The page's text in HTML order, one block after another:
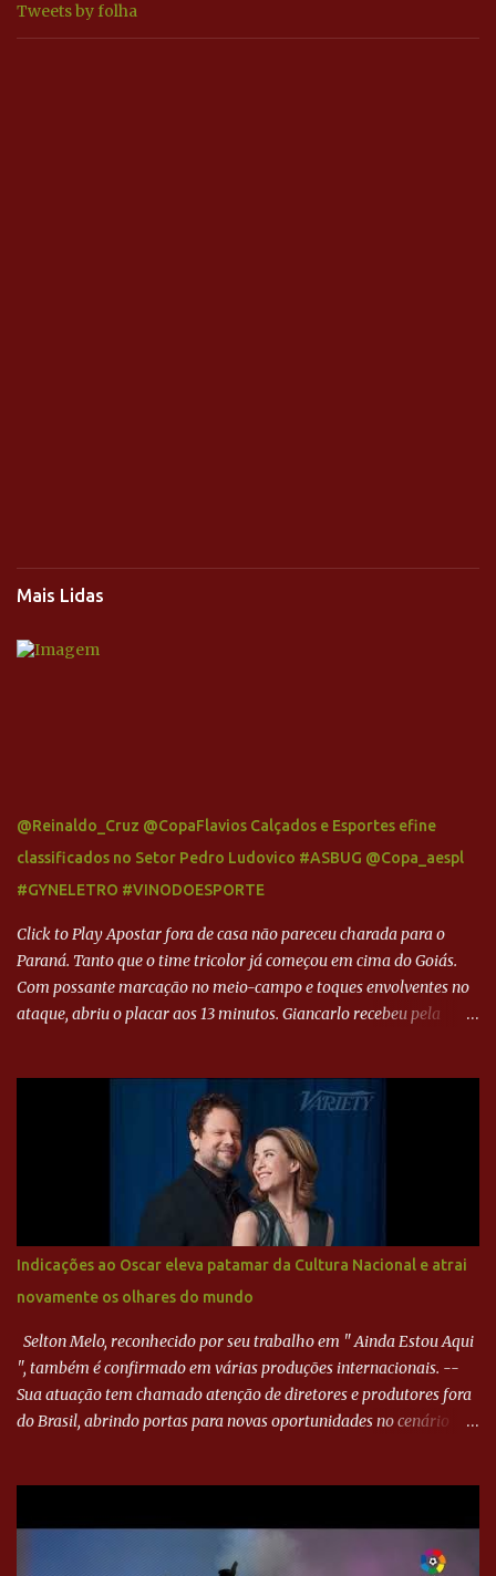
Tweets by folha
Mais Lidas
@Reinaldo_Cruz @CopaFlavios Calçados e Esportes efine
classificados no Setor Pedro Ludovico #ASBUG @Copa_aespl
#GYNELETRO #VINODOESPORTE
Click to Play Apostar fora de casa não pareceu charada para o
Paraná. Tanto que o time tricolor já começou em cima do Goiás.
Com possante marcação no meio-campo e toques envolventes no
ataque, abriu o placar aos 13 minutos. Giancarlo recebeu pela
Paraná ampliou a vantagem aos 21 minutos. Éverton Garroni
desviou cruzamento de cabeça e, mesmo de costas, incidiu o canto
direito de Harlei. O goleiro esmeraldino se esticou e até tocou na
bola, mas não o suficiente para desviar sua trajetória. O ataque do
Goiás era nulo, tanto que o Paraná seguiu em cima. Aos 32
minutos, Jefferson cabeceou e Harlei fez grande defesa. Seis
minutos depois, Wellington encheu o pé e quase surpreendeu o
goleiro rival, que novamente defendeu. No fim, Jefferson teve
outra boa chance, mas parou no goleiro. Gol para matar espera...
Indicações ao Oscar eleva patamar da Cultura Nacional e atrai
novamente os olhares do mundo
Selton Melo, reconhecido por seu trabalho em " Ainda Estou Aqui
", também é confirmado em várias produções internacionais. --
Sua atuação tem chamado atenção de diretores e produtores fora
do Brasil, abrindo portas para novas oportunidades no cenário